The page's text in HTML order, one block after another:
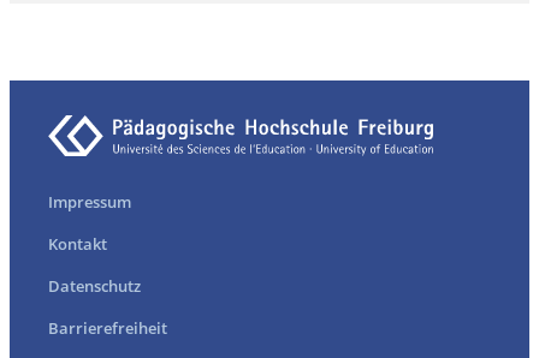
Impressum
Kontakt
Datenschutz
Barrierefreiheit